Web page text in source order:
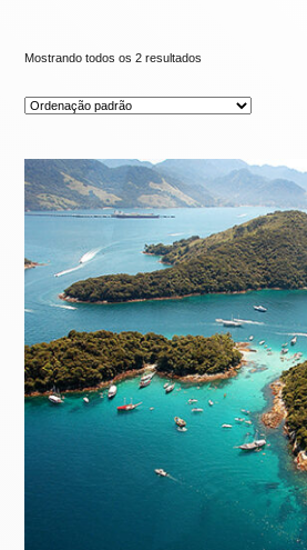
Mostrando todos os 2 resultados